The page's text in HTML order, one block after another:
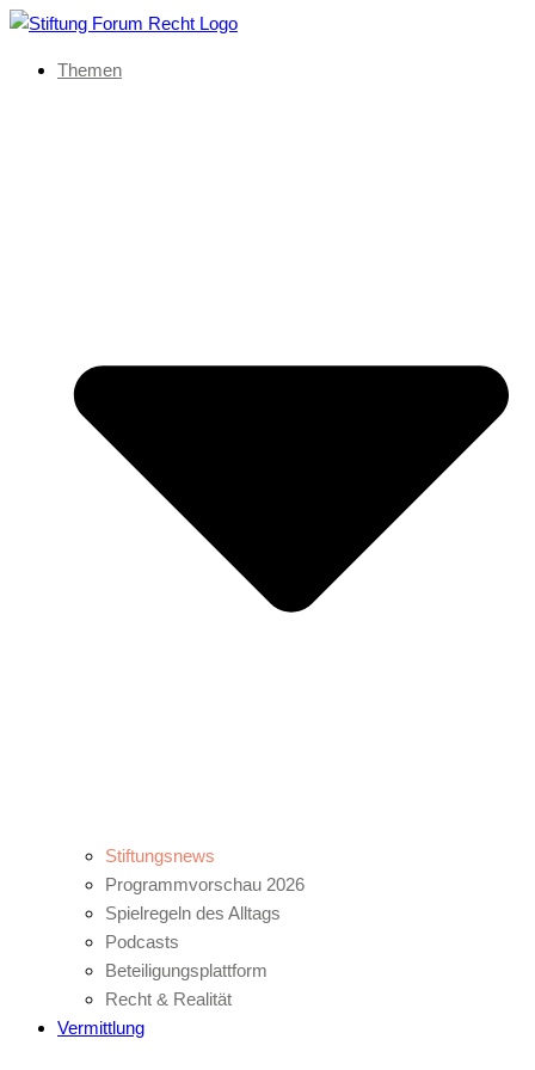
Themen
Stiftungsnews
Programmvorschau 2026
Spielregeln des Alltags
Podcasts
Beteiligungsplattform
Recht & Realität
Vermittlung